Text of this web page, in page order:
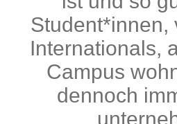
Student*innen,
Internationals,
Campus
dennoch